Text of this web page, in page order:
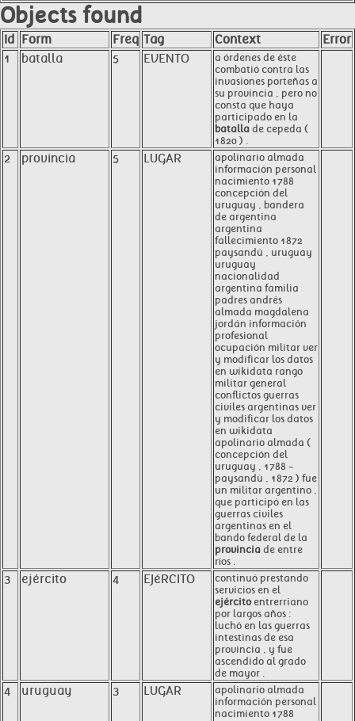
Objects found
Id Form Freq Tag Context
Error
1
batalla 5 EVENTO
a órdenes de éste
combatió contra las
invasiones porteñas a
su provincia , pero no
consta que haya
participado en la
batalla de cepeda (
1820 ) .
2 provincia 5 LUGAR
apolinario almada
información personal
nacimiento 1788
concepción del
uruguay , bandera
de argentina
argentina
fallecimiento 1872
paysandú , uruguay
uruguay
nacionalidad
argentina familia
padres andrés
almada magdalena
jordán información
profesional
ocupación militar ver
y modificar los datos
en wikidata rango
militar general
conflictos guerras
civiles argentinas ver
y modificar los datos
en wikidata
apolinario almada (
concepción del
uruguay , 1788 -
paysandú , 1872 ) fue
un militar argentino ,
que participó en las
guerras civiles
argentinas en el
bando federal de la
provincia de entre
ríos .
3 ejército 4 EJéRCITO
continuó prestando
servicios en el
ejércitoentrerriano
por largos años :
luchó en las guerras
intestinas de esa
provincia , y fue
ascendido al grado
de mayor .
4 uruguay 3 LUGAR
apolinario almada
información personal
nacimiento 1788